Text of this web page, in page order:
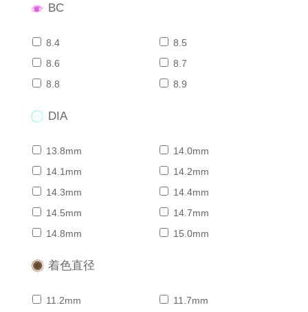
BC
8.4
8.5
8.6
8.7
8.8
8.9
DIA
13.8mm
14.0mm
14.1mm
14.2mm
14.3mm
14.4mm
14.5mm
14.7mm
14.8mm
15.0mm
着色直径
11.2mm
11.7mm